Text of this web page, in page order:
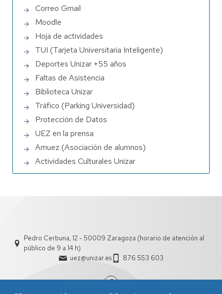
Correo Gmail
Moodle
Hoja de actividades
TUI (Tarjeta Universitaria Inteligente)
Deportes Unizar +55 años
Faltas de Asistencia
Biblioteca Unizar
Tráfico (Parking Universidad)
Protección de Datos
UEZ en la prensa
Amuez (Asociación de alumnos)
Actividades Culturales Unizar
Pedro Cerbuna, 12 - 50009 Zaragoza (horario de atención al
público de 9 a 14 h)
uez@unizar.es
876 553 603